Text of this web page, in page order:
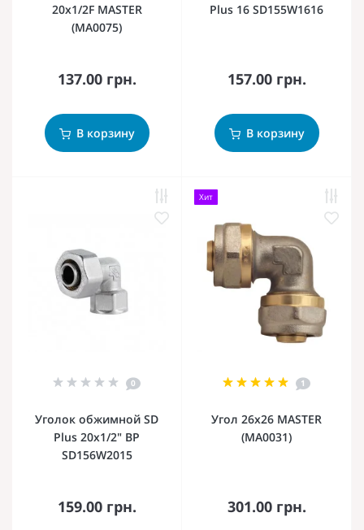
20x1/2F MASTER
(MA0075)
137.00 грн.
В корзину
Plus 16 SD155W1616
157.00 грн.
В корзину
0
Уголок обжимной SD
Plus 20х1/2" ВР
SD156W2015
159.00 грн.
Хит
1
Угол 26x26 MASTER
(MA0031)
301.00 грн.